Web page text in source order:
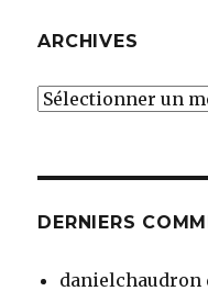
ARCHIVES
Archives
DERNIERS
danielchaudron